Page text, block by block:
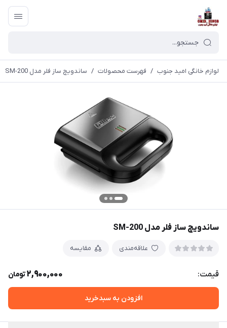
لوازم خانگی امید جنوب / فهرست محصولات / ساندویچ ساز فلر مدل SM-200
ساندویچ ساز فلر مدل SM-200
علاقه‌مندی مقایسه
قیمت: 2,900,000تومان
افزودن به سبدخرید